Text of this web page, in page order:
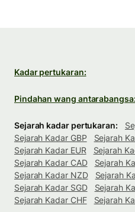
Kadar pertukaran:
Pindahan wang antarabangsa:
Sejarah kadar pertukaran:
Sejarah Kadar GBP
Sejarah
Sejarah Kadar EUR
Sejarah
Sejarah Kadar CAD
Sejarah
Sejarah Kadar NZD
Sejarah
Sejarah Kadar SGD
Sejarah
Sejarah Kadar CHF
Sejarah